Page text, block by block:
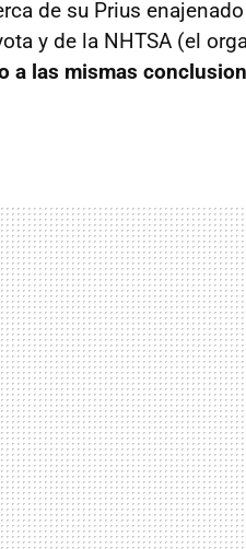
de su Prius
y de la NHTSA (el
a las mismas